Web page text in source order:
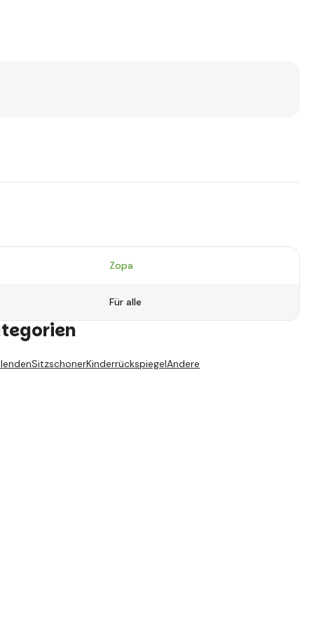
Zopa
Für alle
SitzschonerKinderrückspiegelAndere